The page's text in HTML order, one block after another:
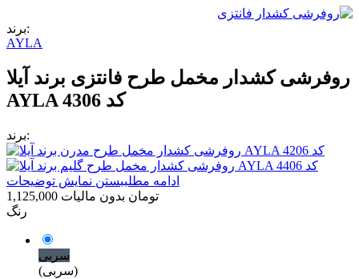
برند:
AYLA
روفرشی کشدار مخمل طرح فانتزی برند آیلا
AYLA کد 4306
برند:
ادامه مطلببستن نمایش توضیحات
1,125,000 تومان بدون مالیات
رنگ
سربی
(سربی)